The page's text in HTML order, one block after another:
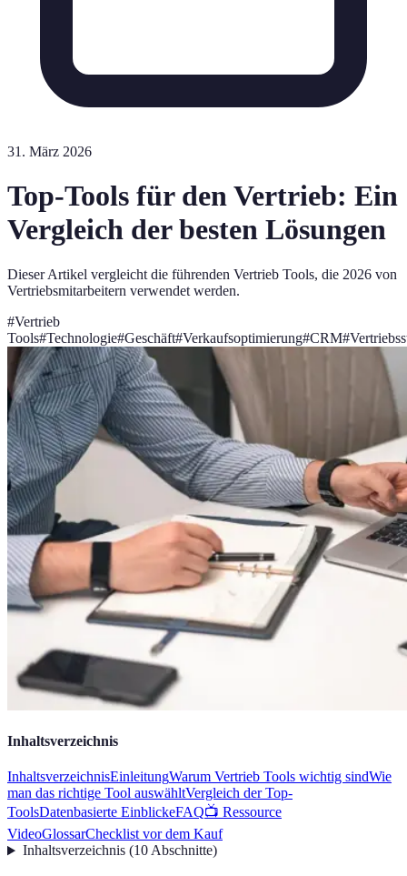
31. März 2026
Top-Tools für den Vertrieb: Ein
Vergleich der besten Lösungen
Dieser Artikel vergleicht die führenden Vertrieb Tools, die 2026 von
Vertriebsmitarbeitern verwendet werden.
#Vertrieb
Tools#Technologie#Geschäft#Verkaufsoptimierung#CRM#
Inhaltsverzeichnis
InhaltsverzeichnisEinleitungWarum Vertrieb Tools wichtig sindWie
man das richtige Tool auswähltVergleich der Top-
ToolsDatenbasierte EinblickeFAQ📺 Ressource
VideoGlossarChecklist vor dem Kauf
Inhaltsverzeichnis(10Abschnitte)